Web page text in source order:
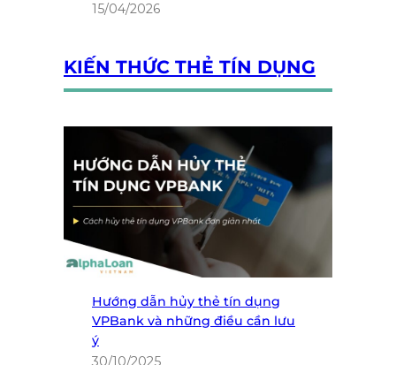
15/04/2026
KIẾN THỨC THẺ TÍN DỤNG
Hướng dẫn hủy thẻ tín dụng
VPBank và những điều cần lưu
ý
30/10/2025